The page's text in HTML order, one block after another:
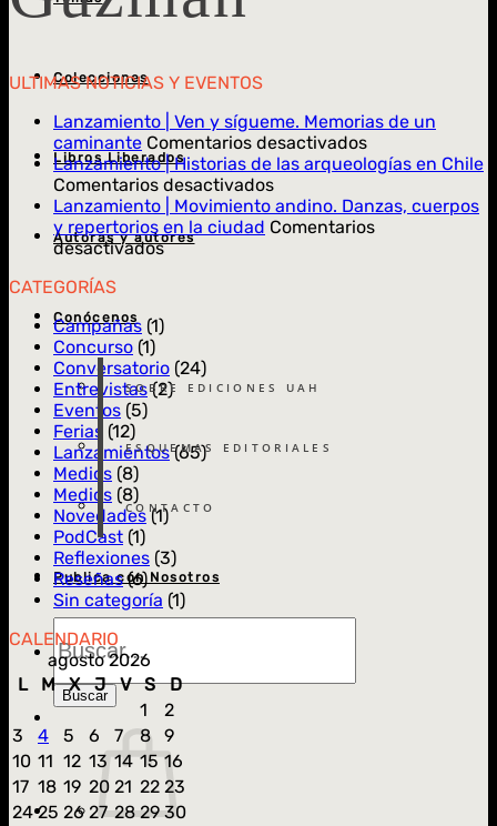
Colecciones
Libros Liberados
Autoras y autores
Conócenos
SOBRE EDICIONES UAH
ESQUEMAS EDITORIALES
CONTACTO
Publica con Nosotros
Búsqueda
de
Libros
Buscar
ULTIMAS NOTICIAS Y EVENTOS
Lanzamiento | Ven y sígueme. Memorias de un
caminante Comentarios desactivadosen
Lanzamiento
Ven
y
Lanzamiento | Historias de las arqueologías en Chile
Comentarios desactivadosen
Lanzamiento
|
Lanzamiento | Movimiento andino. Danzas, cuerpos
y repertorios en la ciudad Comentarios
desactivadosen
andino.
cuerpos
y
la
CATEGORÍAS
Campañas (1)
Concurso (1)
Conversatorio (24)
Entrevistas(2)
Eventos (5)
Ferias (12)
Lanzamientos(65)
Medios (8)
Medios (8)
Novedades(1)
PodCast (1)
Reflexiones (3)
Reseñas(6)
Sin categoría (1)
CALENDARIO
agosto 2026
L
M X J V S
D
1
2
3
4 5 6 7 8
9
10 11 12 13 14 15 16
17 18 19 20 21 22 23
24 25 26 27 28 29 30